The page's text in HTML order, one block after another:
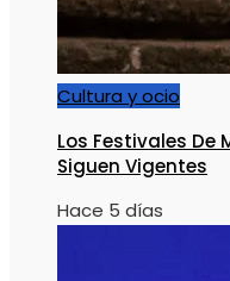
Cultura y ocio
Los Festivales De
Siguen Vigentes
Hace 5 días